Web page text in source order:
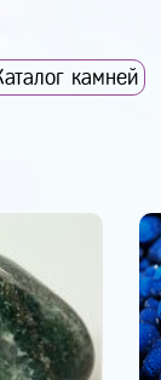
камней